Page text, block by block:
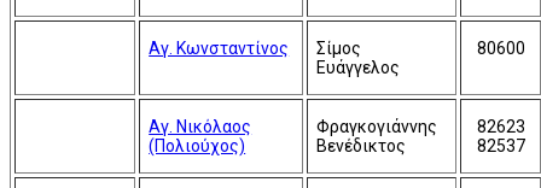
Αγ. Κωνσταντίνος
Σίμος
Ευάγγελος
80600
Αγ. Νικόλαος
(Πολιούχος)
Φραγκογιάννης
Βενέδικτος
82623
82537